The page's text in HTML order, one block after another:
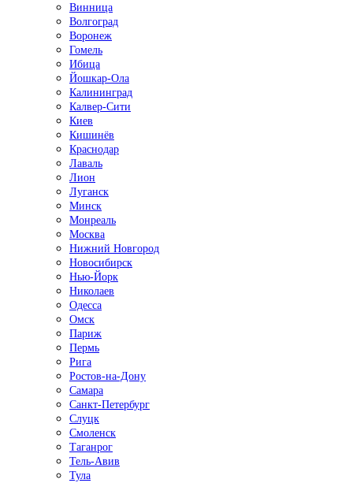
Винница
Волгоград
Воронеж
Гомель
Ибица
Йошкар-Ола
Калининград
Калвер-Сити
Киев
Кишинёв
Краснодар
Лаваль
Лион
Луганск
Минск
Монреаль
Москва
Нижний Новгород
Новосибирск
Нью-Йорк
Николаев
Одесса
Омск
Париж
Пермь
Рига
Ростов-на-Дону
Самара
Санкт-Петербург
Слуцк
Смоленск
Таганрог
Тель-Авив
Тула